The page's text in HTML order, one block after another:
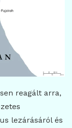
reagált arra,
lezárásáról és